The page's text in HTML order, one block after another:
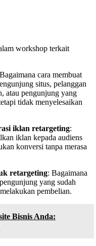
workshop terkait
cara membuat
situs, pelanggan
atau pengunjung yang
tidak menyelesaikan
iklan retargeting:
iklan kepada audiens
konversi tanpa merasa
retargeting: Bagaimana
yang sudah
pembelian.
Bisnis Anda: